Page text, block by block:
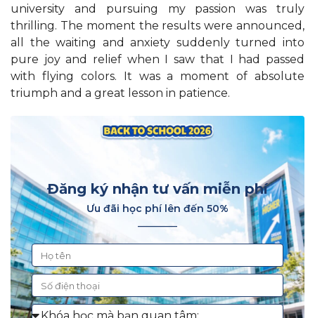
university and pursuing my passion was truly
thrilling. The moment the results were announced,
all the waiting and anxiety suddenly turned into
pure joy and relief when I saw that I had passed
with flying colors. It was a moment of absolute
triumph and a great lesson in patience.
Đăng ký nhận tư vấn miễn phí
Ưu đãi học phí lên đến 50%